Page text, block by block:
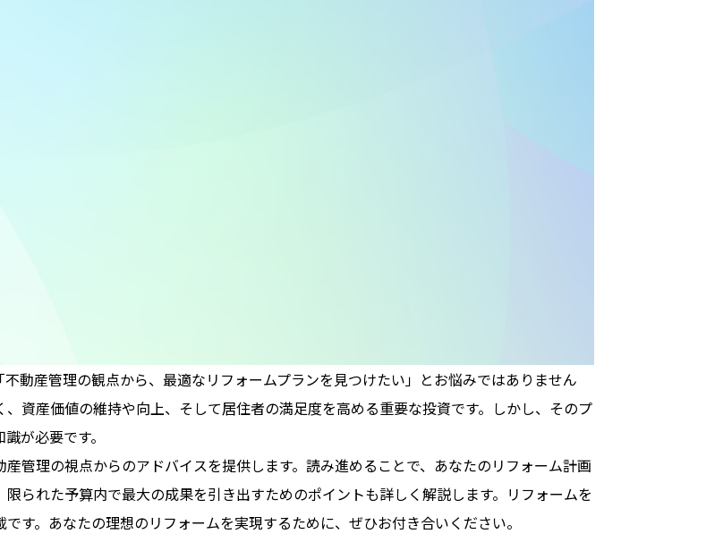
動産管理の観点から、最適なリフォームプランを見つけたい」とお悩みではありません
資産価値の維持や向上、そして居住者の満足度を高める重要な投資です。しかし、そのプ
が必要です。
管理の視点からのアドバイスを提供します。読み進めることで、あなたのリフォーム計画
られた予算内で最大の成果を引き出すためのポイントも詳しく解説します。リフォームを
す。あなたの理想のリフォームを実現するために、ぜひお付き合いください。